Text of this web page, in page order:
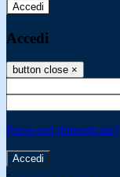
Accedi
Accedi
button close ×
Password dimenticata?
-